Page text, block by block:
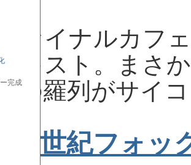
完成
ァイナルカフ
キスト。まさ
の羅列がサイ
20世紀フォ